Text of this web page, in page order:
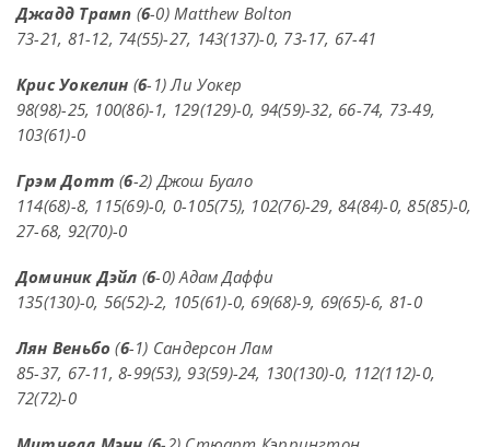
Джадд Трамп (6-0) Matthew Bolton
73-21, 81-12, 74(55)-27, 143(137)-0, 73-17, 67-41
Крис Уокелин (6-1) Ли Уокер
98(98)-25, 100(86)-1, 129(129)-0, 94(59)-32, 66-74, 73-49,
103(61)-0
Грэм Дотт (6-2) Джош Буало
114(68)-8, 115(69)-0, 0-105(75), 102(76)-29, 84(84)-0, 85(85)-0,
27-68, 92(70)-0
Доминик Дэйл (6-0) Адам Даффи
135(130)-0, 56(52)-2, 105(61)-0, 69(68)-9, 69(65)-6, 81-0
Лян Веньбо (6-1) Сандерсон Лам
85-37, 67-11, 8-99(53), 93(59)-24, 130(130)-0, 112(112)-0,
72(72)-0